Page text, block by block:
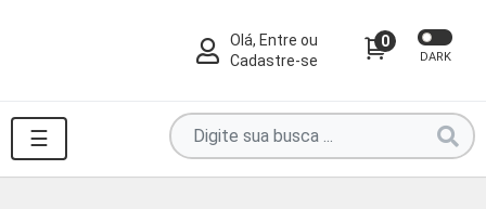
Olá, Entre ou
Cadastre-se
0
DARK
☰
Pesquise
por
produtos